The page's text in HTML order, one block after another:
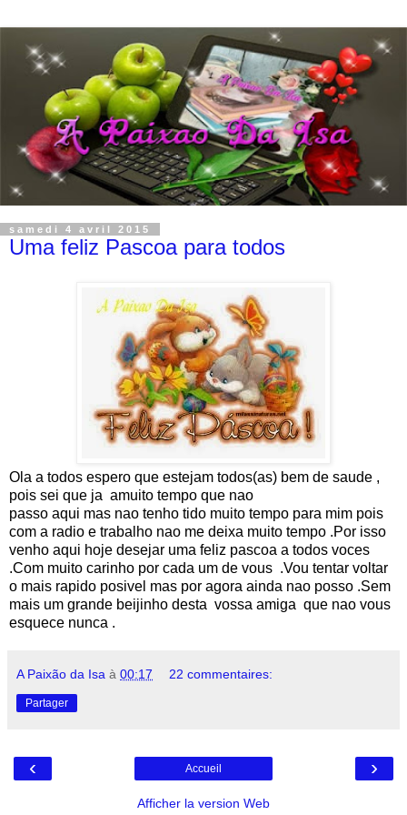
samedi 4 avril 2015
Uma feliz Pascoa para todos
Ola a todos espero que estejam todos(as) bem de saude ,
pois sei que ja amuito tempo que nao
passo aqui mas nao tenho tido muito tempo para mim pois
com a radio e trabalho nao me deixa muito tempo .Por isso
venho aqui hoje desejar uma feliz pascoa a todos voces
.Com muito carinho por cada um de vous .Vou tentar voltar
o mais rapido posivel mas por agora ainda nao posso .Sem
mais um grande beijinho desta vossa amiga que nao vous
esquece nunca .
A Paixão da Isa à 00:17 22 commentaires:
Partager
‹ ›
Accueil
Afficher la version Web